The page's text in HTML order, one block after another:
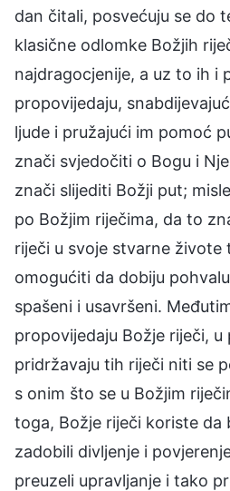
dan čitali, posvećuju se do
klasične odlomke Božjih
najdragocjenije, a uz to ih i
propovijedaju,
ljude i pružajući im pomoć
znači svjedočiti o Bogu i
znači slijediti Božji put;
po Božjim riječima, da to
riječi u svoje stvarne živote
omogućiti da dobiju
spašeni i usavršeni.
propovijedaju Božje riječi, u
pridržavaju tih riječi niti se
s onim što se u Božjim
toga, Božje riječi koriste da
zadobili divljenje i
preuzeli upravljanje i tako